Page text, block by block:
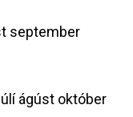
september
ágúst október